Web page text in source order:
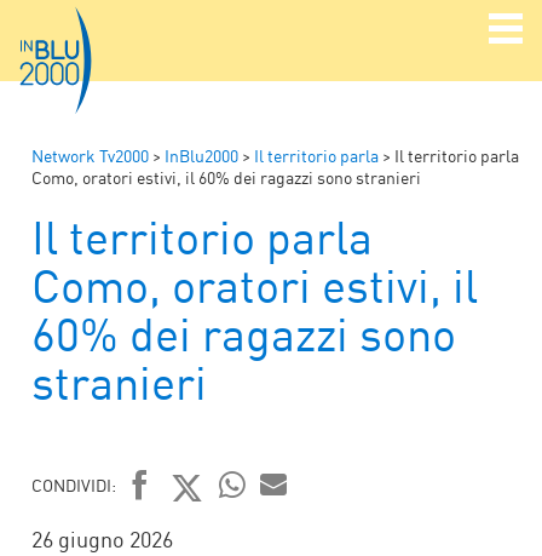
Network Tv2000 > InBlu2000 > Il territorio parla > Il territorio parla
Como, oratori estivi, il 60% dei ragazzi sono stranieri
Il territorio parla
Como, oratori estivi, il
60% dei ragazzi sono
stranieri
CONDIVIDI:
FACEBOOK
TWITTER
26 giugno 2026